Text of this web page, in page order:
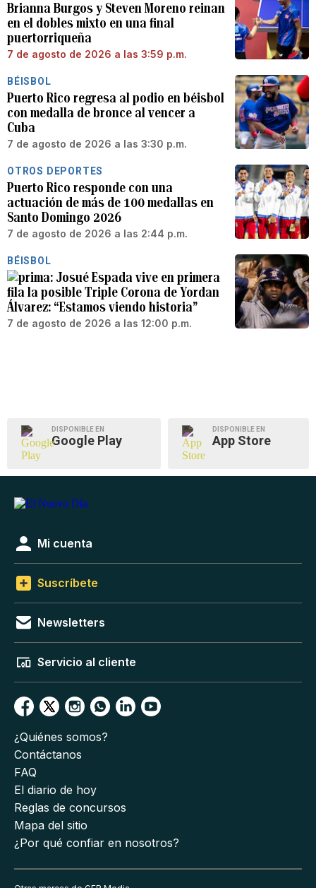
Brianna Burgos y Steven Moreno reinan
en el dobles mixto en una final
puertorriqueña
7 de agosto de 2026 a las 3:59 p.m.
BÉISBOL
Puerto Rico regresa al podio en béisbol
con medalla de bronce al vencer a
Cuba
7 de agosto de 2026 a las 3:30 p.m.
OTROS DEPORTES
Puerto Rico responde con una
actuación de más de 100 medallas en
Santo Domingo 2026
7 de agosto de 2026 a las 2:44 p.m.
BÉISBOL
Josué Espada vive en primera
fila la posible Triple Corona de Yordan
Álvarez: “Estamos viendo historia”
7 de agosto de 2026 a las 12:00 p.m.
DISPONIBLE EN
Google Play
DISPONIBLE EN
App Store
Mi cuenta
Suscríbete
Newsletters
Servicio al cliente
¿Quiénes somos?
Contáctanos
FAQ
El diario de hoy
Reglas de concursos
Mapa del sitio
¿Por qué confiar en nosotros?